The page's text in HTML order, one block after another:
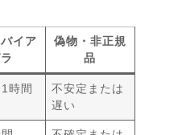
イア
偽物・非正規
品
時間
不安定または
遅い